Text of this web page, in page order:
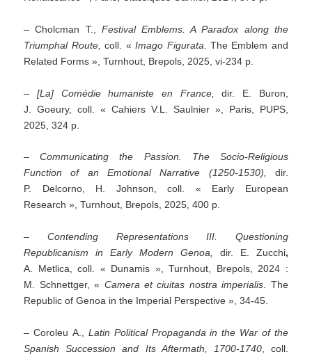
– Cholcman T., Festival Emblems.A Paradox along the
Triumphal Route, coll. «Imago Figurata . The Emblem and
Related Forms », Turnhout, Brepols, 2025, vi-234 p.
– [La] Comédie humaniste en France,
dir. E. Buron,
J. Goeury, coll. « Cahiers V.L. Saulnier », Paris, PUPS,
2025, 324 p.
–Communicating the Passion. The Socio-Religious
Function of an Emotional Narrative (1250-1530), dir.
P. Delcorno, H. Johnson, coll. « Early European
Research », Turnhout, Brepols, 2025, 400 p.
– Contending Representations III. Questioning
Republicanism in Early Modern Genoa,
dir. E. Zucchi,
A. Metlica, coll. « Dunamis », Turnhout, Brepols, 2024 :
M. Schnettger, « Camera et ciuitas nostra imperialis . The
Republic of Genoa in the Imperial Perspective », 34-45.
– Coroleu A., Latin Political Propaganda in the War of the
Spanish Succession and Its Aftermath, 1700-1740, coll.